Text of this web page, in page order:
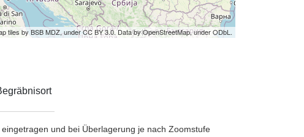
tiles by BSB MDZ, under CC BY 3.0. Data by OpenStreetMap, under ODbL.
und bei Überlagerung je nach Zoomstufe